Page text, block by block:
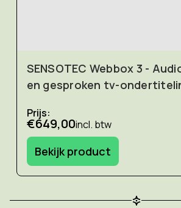
SENSOTEC Webbox 3 -
en gesproken tv-
Prijs:
€649,00incl. btw
Bekijk product